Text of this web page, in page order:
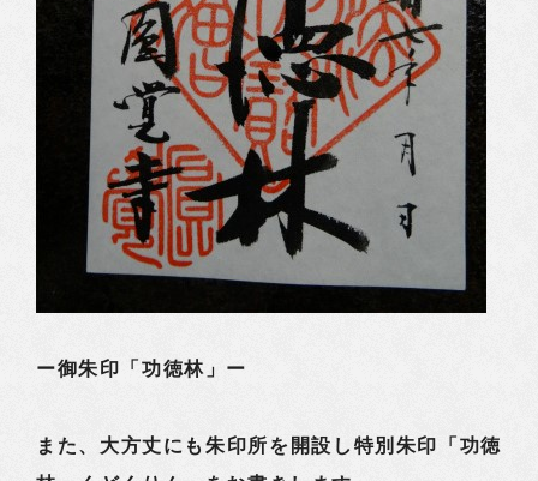
ー御朱印「功徳林」ー
また、大方丈にも朱印所を開設し特別朱印「功徳